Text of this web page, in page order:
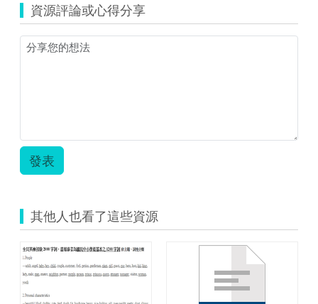
_Book
Do
片.png
資源評論或心得分享
發表
其他人也看了這些資源